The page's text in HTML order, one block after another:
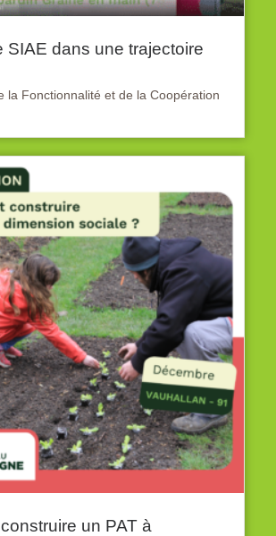
SIAE dans une trajectoire
la Fonctionnalité et de la Coopération
un PAT à